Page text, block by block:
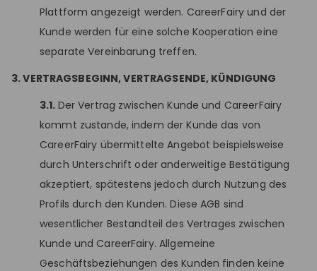
Plattform angezeigt werden. CareerFairy und der
Kunde werden für eine solche Kooperation eine
separate Vereinbarung treffen.
3. VERTRAGSBEGINN, VERTRAGSENDE, KÜNDIGUNG
3.1. Der Vertrag zwischen Kunde und CareerFairy
kommt zustande, indem der Kunde das von
CareerFairy übermittelte Angebot beispielsweise
durch Unterschrift oder anderweitige Bestätigung
akzeptiert, spätestens jedoch durch Nutzung des
Profils durch den Kunden. Diese AGB sind
wesentlicher Bestandteil des Vertrages zwischen
Kunde und CareerFairy. Allgemeine
Geschäftsbeziehungen des Kunden finden keine